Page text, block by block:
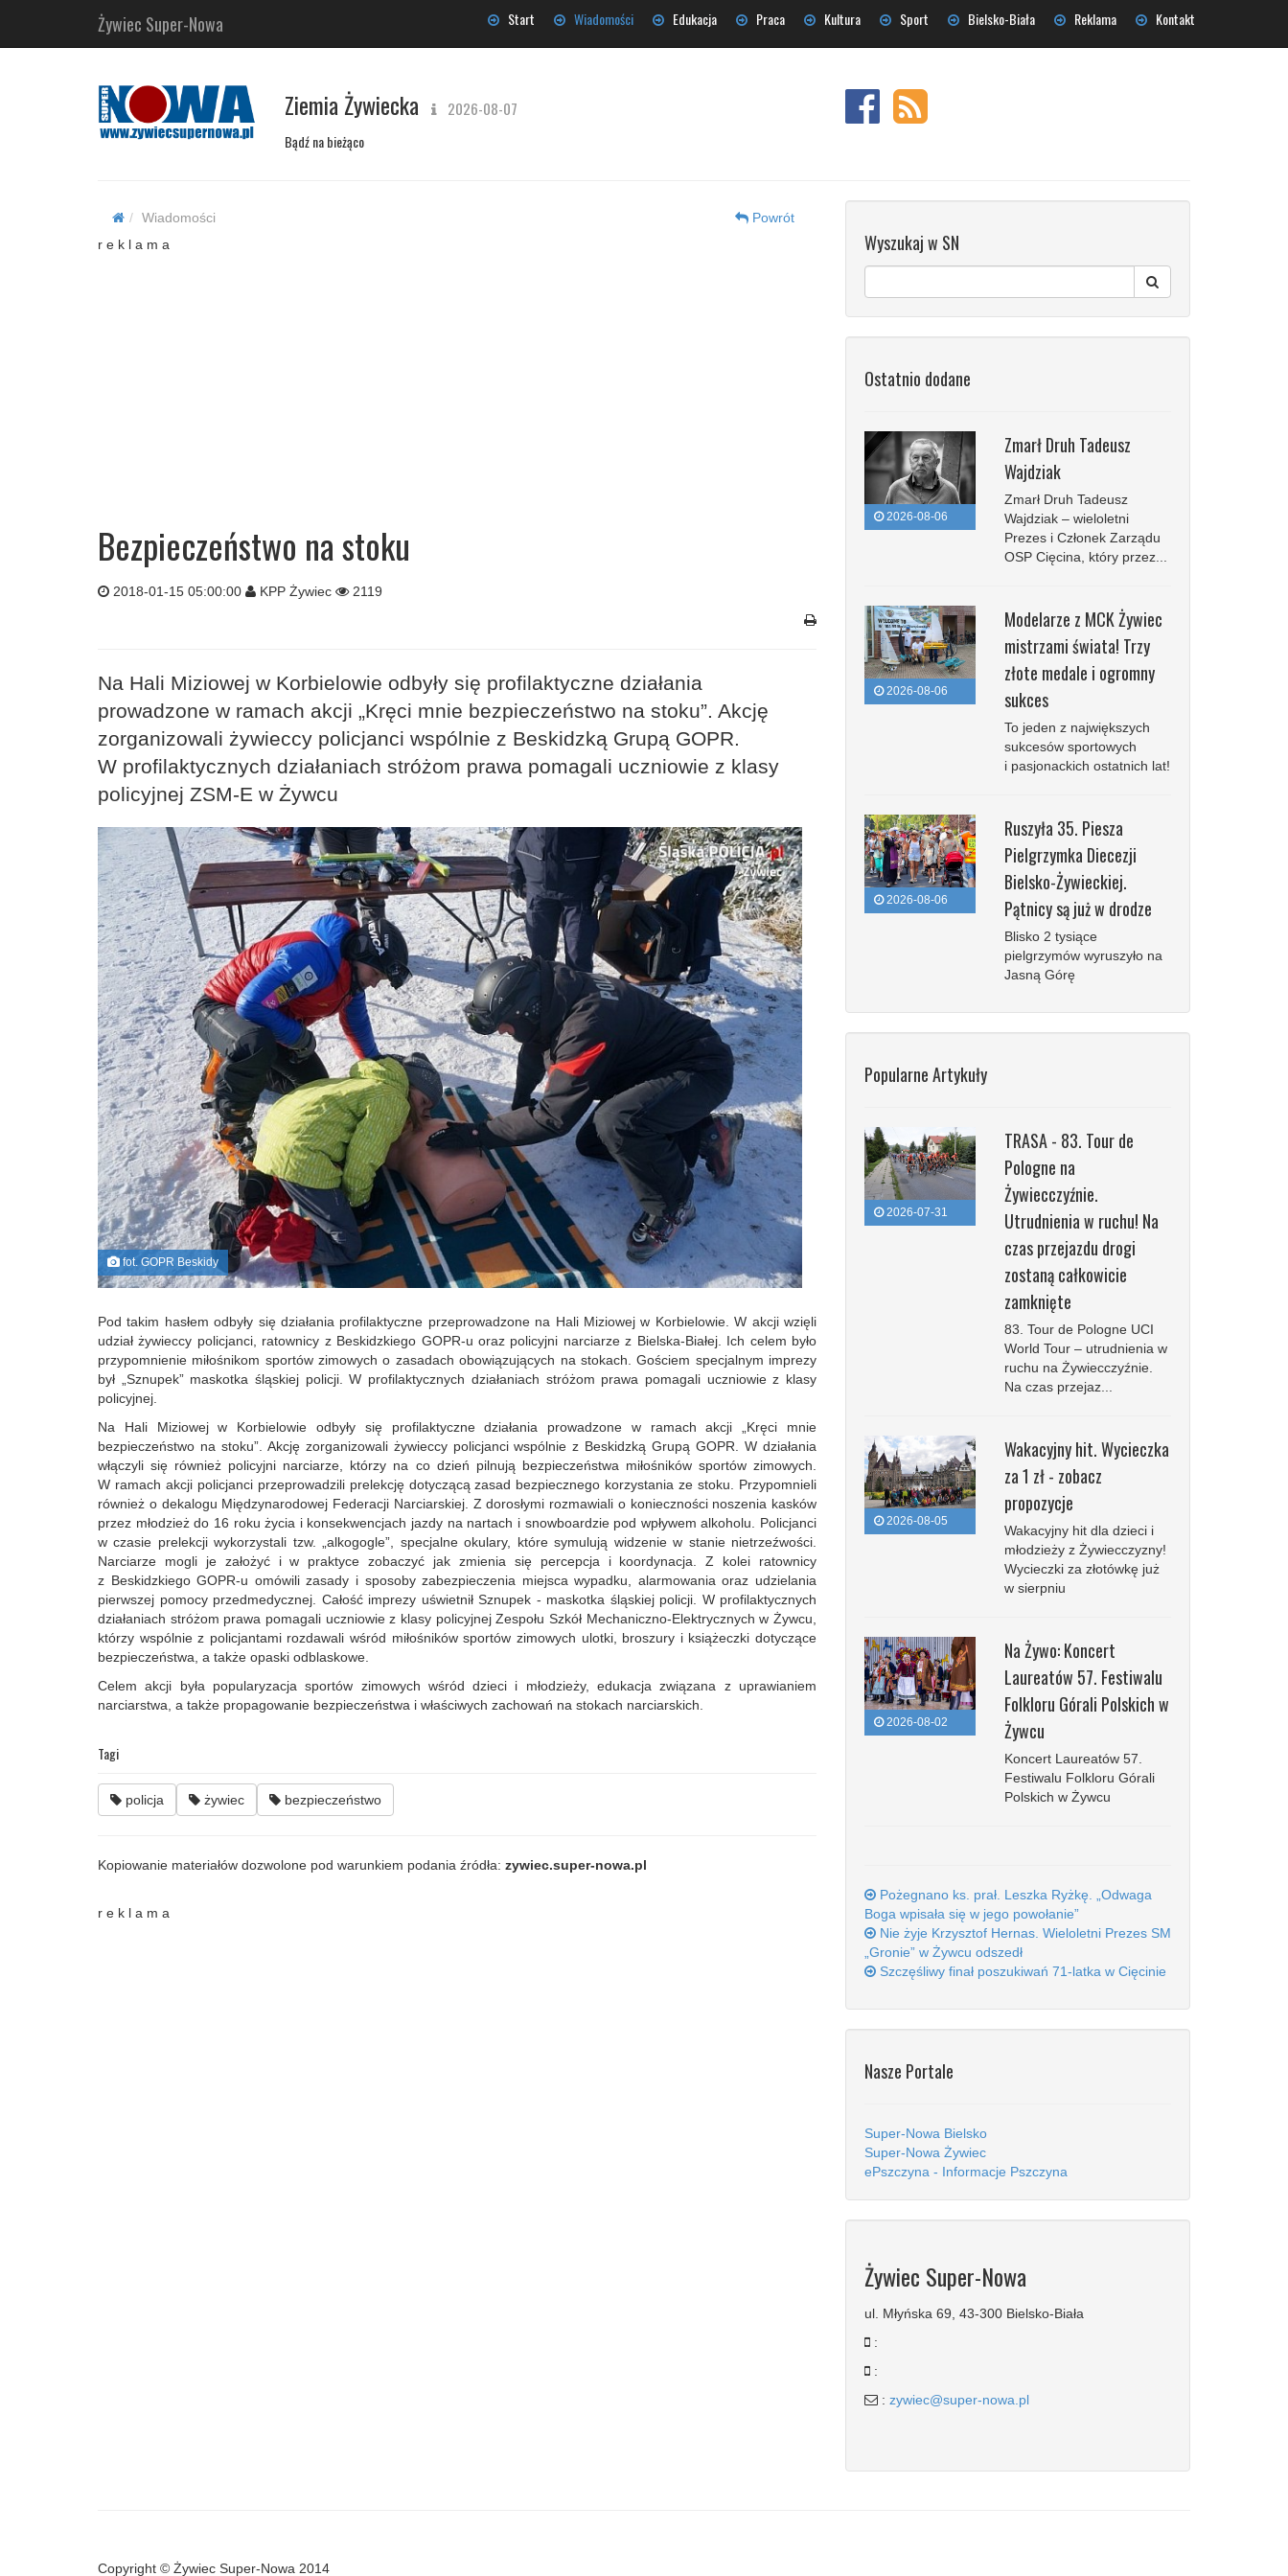
Żywiec Super-Nowa Start Wiadomości Edukacja Praca Kultura Sport Bielsko-Biała Reklama Kontakt
Ziemia Żywiecka 2026-08-07
Bądź na bieżąco
Wiadomości
Powrót
r e k l a m a
Bezpieczeństwo na stoku
2018-01-15 05:00:00 KPP Żywiec 2119
Na Hali Miziowej w Korbielowie odbyły się profilaktyczne działania
prowadzone w ramach akcji „Kręci mnie bezpieczeństwo na stoku”. Akcję
zorganizowali żywieccy policjanci wspólnie z Beskidzką Grupą GOPR.
W profilaktycznych działaniach stróżom prawa pomagali uczniowie z klasy
policyjnej ZSM-E w Żywcu
fot. GOPR Beskidy
Pod takim hasłem odbyły się działania profilaktyczne przeprowadzone na Hali Miziowej w Korbielowie. W akcji wzięli
udział żywieccy policjanci, ratownicy z Beskidzkiego GOPR-u oraz policyjni narciarze z Bielska-Białej. Ich celem było
przypomnienie miłośnikom sportów zimowych o zasadach obowiązujących na stokach. Gościem specjalnym imprezy
był „Sznupek” maskotka śląskiej policji. W profilaktycznych działaniach stróżom prawa pomagali uczniowie z klasy
policyjnej.
Na Hali Miziowej w Korbielowie odbyły się profilaktyczne działania prowadzone w ramach akcji „Kręci mnie
bezpieczeństwo na stoku”. Akcję zorganizowali żywieccy policjanci wspólnie z Beskidzką Grupą GOPR. W działania
włączyli się również policyjni narciarze, którzy na co dzień pilnują bezpieczeństwa miłośników sportów zimowych.
W ramach akcji policjanci przeprowadzili prelekcję dotyczącą zasad bezpiecznego korzystania ze stoku. Przypomnieli
również o dekalogu Międzynarodowej Federacji Narciarskiej. Z dorosłymi rozmawiali o konieczności noszenia kasków
przez młodzież do 16 roku życia i konsekwencjach jazdy na nartach i snowboardzie pod wpływem alkoholu. Policjanci
w czasie prelekcji wykorzystali tzw. „alkogogle”, specjalne okulary, które symulują widzenie w stanie nietrzeźwości.
Narciarze mogli je założyć i w praktyce zobaczyć jak zmienia się percepcja i koordynacja. Z kolei ratownicy
z Beskidzkiego GOPR-u omówili zasady i sposoby zabezpieczenia miejsca wypadku, alarmowania oraz udzielania
pierwszej pomocy przedmedycznej. Całość imprezy uświetnił Sznupek - maskotka śląskiej policji. W profilaktycznych
działaniach stróżom prawa pomagali uczniowie z klasy policyjnej Zespołu Szkół Mechaniczno-Elektrycznych w Żywcu,
którzy wspólnie z policjantami rozdawali wśród miłośników sportów zimowych ulotki, broszury i książeczki dotyczące
bezpieczeństwa, a także opaski odblaskowe.
Celem akcji była popularyzacja sportów zimowych wśród dzieci i młodzieży, edukacja związana z uprawianiem
narciarstwa, a także propagowanie bezpieczeństwa i właściwych zachowań na stokach narciarskich.
Tagi
policja żywiec bezpieczeństwo
Kopiowanie materiałów dozwolone pod warunkiem podania źródła: zywiec.super-nowa.pl
r e k l a m a
Wyszukaj w SN
Ostatnio dodane
2026-08-06
Zmarł Druh Tadeusz
Wajdziak
Zmarł Druh Tadeusz
Wajdziak – wieloletni
Prezes i Członek Zarządu
OSP Cięcina, który przez...
2026-08-06
Modelarze z MCK Żywiec
mistrzami świata! Trzy
złote medale i ogromny
sukces
To jeden z największych
sukcesów sportowych
i pasjonackich ostatnich lat!
2026-08-06
Ruszyła 35. Piesza
Pielgrzymka Diecezji
Bielsko-Żywieckiej.
Pątnicy są już w drodze
Blisko 2 tysiące
pielgrzymów wyruszyło na
Jasną Górę
Popularne Artykuły
2026-07-31
TRASA - 83. Tour de
Pologne na
Żywiecczyźnie.
Utrudnienia w ruchu! Na
czas przejazdu drogi
zostaną całkowicie
zamknięte
83. Tour de Pologne UCI
World Tour – utrudnienia w
ruchu na Żywiecczyźnie.
Na czas przejaz...
2026-08-05
Wakacyjny hit. Wycieczka
za 1 zł - zobacz
propozycje
Wakacyjny hit dla dzieci i
młodzieży z Żywiecczyzny!
Wycieczki za złotówkę już
w sierpniu
2026-08-02
Na Żywo: Koncert
Laureatów 57. Festiwalu
Folkloru Górali Polskich w
Żywcu
Koncert Laureatów 57.
Festiwalu Folkloru Górali
Polskich w Żywcu
Pożegnano ks. prał. Leszka Ryżkę. „Odwaga
Boga wpisała się w jego powołanie”
Nie żyje Krzysztof Hernas. Wieloletni Prezes SM
„Gronie” w Żywcu odszedł
Szczęśliwy finał poszukiwań 71-latka w Cięcinie
Nasze Portale
Super-Nowa Bielsko
Super-Nowa Żywiec
ePszczyna - Informacje Pszczyna
Żywiec Super-Nowa
ul. Młyńska 69, 43-300 Bielsko-Biała
:
:
: zywiec@super-nowa.pl
Copyright © Żywiec Super-Nowa 2014